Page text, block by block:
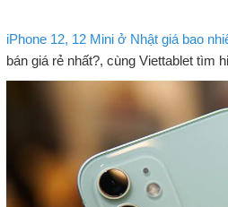
iPhone 12, 12 Mini ở Nhật giá bao
bán giá rẻ nhất?, cùng Viettablet tìm